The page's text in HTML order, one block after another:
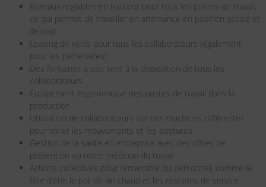
Bureaux réglables en hauteur pour tous les postes de travail,
ce qui permet de travailler en alternance en position assise et
debout.
Leasing de vélos pour tous les collaborateurs (également
pour les partenaires)
Des fontaines à eau sont à la disposition de tous les
collaborateurs
Équipement ergonomique des postes de travail dans la
production
Utilisation de collaborateurs sur des machines différentes
pour varier les mouvements et les postures.
Gestion de la santé en entreprise avec des offres de
prévention via notre médecin du travail
Actions collectives pour l’ensemble du personnel, comme la
fête d’été, le pot de vin chaud et les réunions de service